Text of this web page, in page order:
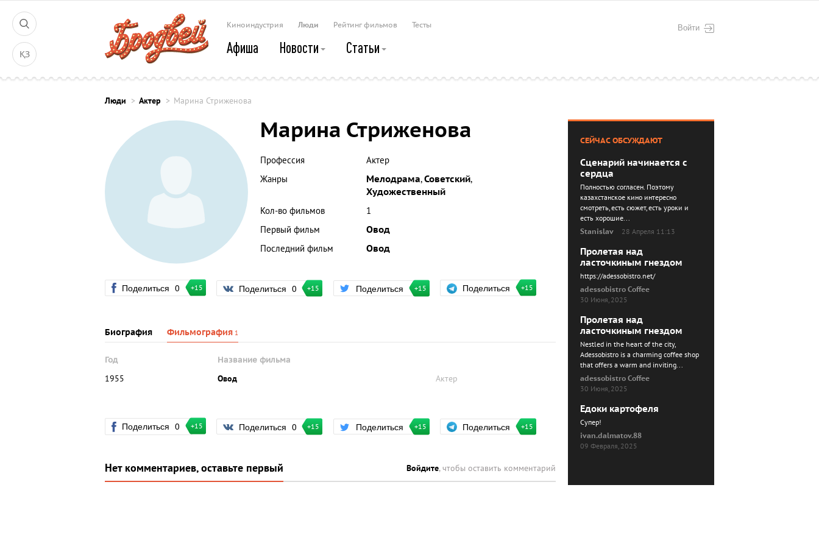
ҚЗ
Войти
Киноиндустрия Люди Рейтинг фильмов Тесты
Афиша Новости Статьи
Люди Актер Марина Стриженова
Марина Стриженова
Профессия
Актер
Жанры
Мелодрама,Советский,
Художественный
Кол-во фильмов
1
Первый фильм
Овод
Последний фильм
Овод
Поделиться 0 +15 Поделиться 0 +15 Поделиться +15 Поделиться +15
Биография Фильмография 1
Год Название фильма
1955 Овод Актер
Поделиться 0 +15 Поделиться 0 +15 Поделиться +15 Поделиться +15
Нет комментариев, оставьте первый Войдите, чтобы оставить комментарий
СЕЙЧАС ОБСУЖДАЮТ
Сценарий начинается с
сердца
Полностью согласен. Поэтому
казахстанское кино интересно
смотреть, есть сюжет, есть уроки и
есть хорошие...
Stanislav
28 Апреля 11:13
Пролетая над
ласточкиным гнездом
https://adessobistro.net/
adessobistro Coffee
30 Июня, 2025
Пролетая над
ласточкиным гнездом
Nestled in the heart of the city,
Adessobistro is a charming coffee shop
that offers a warm and inviting...
adessobistro Coffee
30 Июня, 2025
Едоки картофеля
Cупер!
ivan.dalmatov.88
09 Февраля, 2025